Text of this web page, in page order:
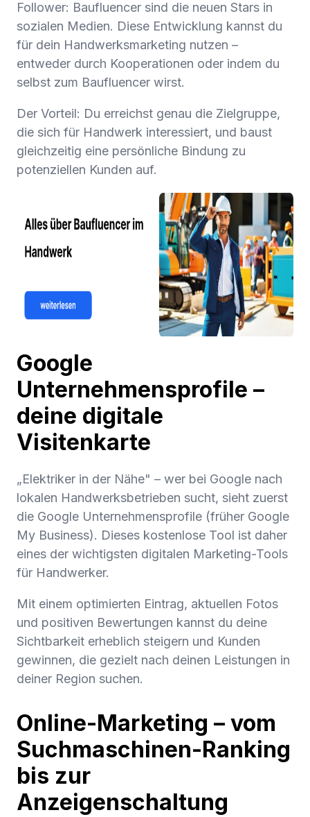
Follower: Baufluencer sind die neuen Stars in
sozialen Medien. Diese Entwicklung kannst du
für dein Handwerksmarketing nutzen –
entweder durch Kooperationen oder indem du
selbst zum Baufluencer wirst.
Der Vorteil: Du erreichst genau die Zielgruppe,
die sich für Handwerk interessiert, und baust
gleichzeitig eine persönliche Bindung zu
potenziellen Kunden auf.
Google
Unternehmensprofile –
deine digitale
Visitenkarte
„Elektriker in der Nähe" – wer bei Google nach
lokalen Handwerksbetrieben sucht, sieht zuerst
die Google Unternehmensprofile (früher Google
My Business). Dieses kostenlose Tool ist daher
eines der wichtigsten digitalen Marketing-Tools
für Handwerker.
Mit einem optimierten Eintrag, aktuellen Fotos
und positiven Bewertungen kannst du deine
Sichtbarkeit erheblich steigern und Kunden
gewinnen, die gezielt nach deinen Leistungen in
deiner Region suchen.
Online-Marketing – vom
Suchmaschinen-Ranking
bis zur
Anzeigenschaltung